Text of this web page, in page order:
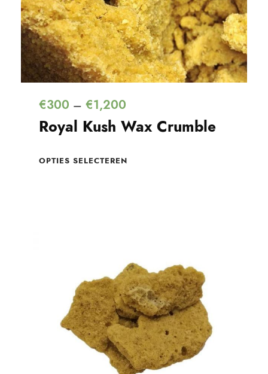
€300 – €1,200
Royal Kush Wax Crumble
OPTIES SELECTEREN